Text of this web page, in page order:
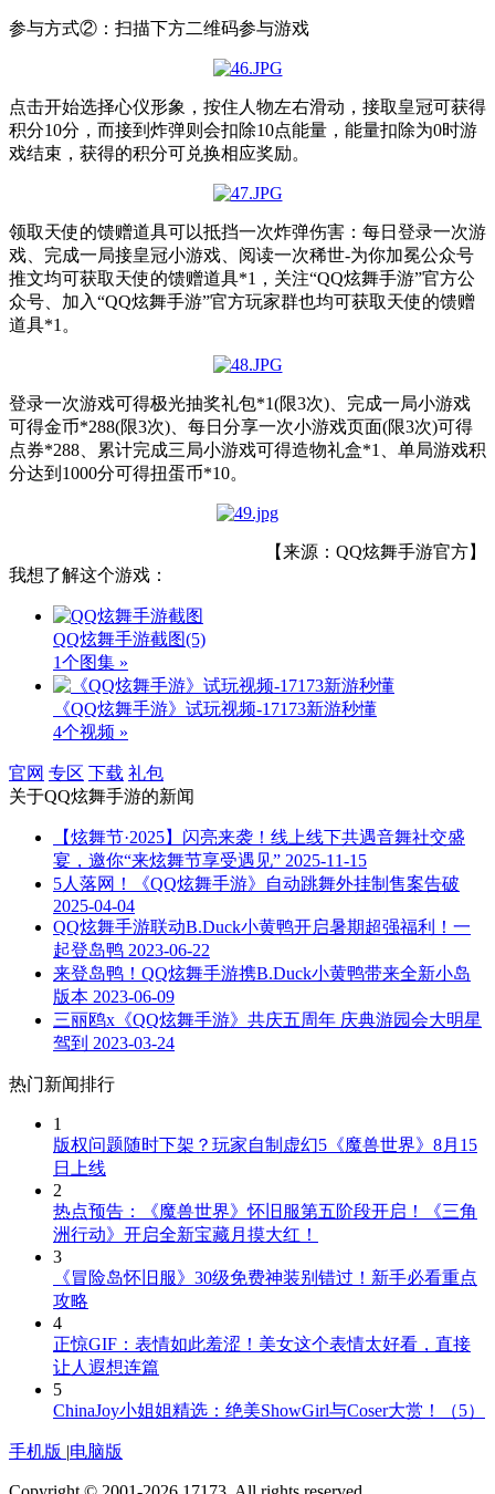
参与方式②：扫描下方二维码参与游戏
点击开始选择心仪形象，按住人物左右滑动，接取皇冠可获得
积分10分，而接到炸弹则会扣除10点能量，能量扣除为0时游
戏结束，获得的积分可兑换相应奖励。
领取天使的馈赠道具可以抵挡一次炸弹伤害：每日登录一次游
戏、完成一局接皇冠小游戏、阅读一次稀世-为你加冕公众号
推文均可获取天使的馈赠道具*1，关注“QQ炫舞手游”官方公
众号、加入“QQ炫舞手游”官方玩家群也均可获取天使的馈赠
道具*1。
登录一次游戏可得极光抽奖礼包*1(限3次)、完成一局小游戏
可得金币*288(限3次)、每日分享一次小游戏页面(限3次)可得
点券*288、累计完成三局小游戏可得造物礼盒*1、单局游戏积
分达到1000分可得扭蛋币*10。
【来源：QQ炫舞手游官方】
我想了解这个游戏：
QQ炫舞手游截图(5)
1个图集 »
《QQ炫舞手游》试玩视频-17173新游秒懂
4个视频 »
官网 专区 下载 礼包
关于QQ炫舞手游的新闻
【炫舞节·2025】闪亮来袭！线上线下共遇音舞社交盛
宴，邀你“来炫舞节享受遇见” 2025-11-15
5人落网！《QQ炫舞手游》自动跳舞外挂制售案告破
2025-04-04
QQ炫舞手游联动B.Duck小黄鸭开启暑期超强福利！一
起登岛鸭 2023-06-22
来登岛鸭！QQ炫舞手游携B.Duck小黄鸭带来全新小岛
版本 2023-06-09
三丽鸥x《QQ炫舞手游》共庆五周年 庆典游园会大明星
驾到 2023-03-24
热门新闻排行
1
版权问题随时下架？玩家自制虚幻5《魔兽世界》8月15
日上线
2
热点预告：《魔兽世界》怀旧服第五阶段开启！《三角
洲行动》开启全新宝藏月摸大红！
3
《冒险岛怀旧服》30级免费神装别错过！新手必看重点
攻略
4
正惊GIF：表情如此羞涩！美女这个表情太好看，直接
让人遐想连篇
5
ChinaJoy小姐姐精选：绝美ShowGirl与Coser大赏！（5）
手机版 |电脑版